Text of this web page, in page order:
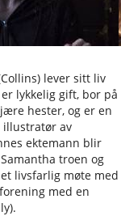
lever sitt liv
lykkelig gift, bor på
hester, og er en
illustratør av
ektemann blir
troen og
livsfarlig møte med
med en